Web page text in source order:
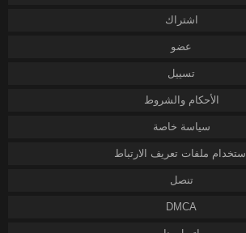
اشتراك
عضو
تسييل
الأحكام والشروط
سياسة خاصة
استخدام ملفات تعريف الارتباط
تنصل
DMCA